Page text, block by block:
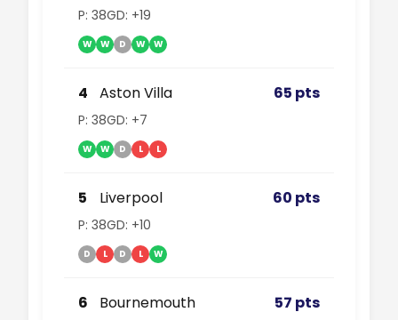
P: 38GD: +19
W W D W W
4 Aston Villa 65 pts
P: 38GD: +7
W W D L L
5 Liverpool 60 pts
P: 38GD: +10
D L D L W
6 Bournemouth 57 pts